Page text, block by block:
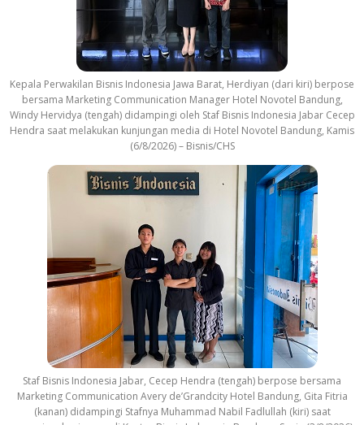
Kepala Perwakilan Bisnis Indonesia Jawa Barat, Herdiyan (dari kiri) berpose
bersama Marketing Communication Manager Hotel Novotel Bandung,
Windy Hervidya (tengah) didampingi oleh Staf Bisnis Indonesia Jabar Cecep
Hendra saat melakukan kunjungan media di Hotel Novotel Bandung, Kamis
(6/8/2026) – Bisnis/CHS
Staf Bisnis Indonesia Jabar, Cecep Hendra (tengah) berpose bersama
Marketing Communication Avery de’Grandcity Hotel Bandung, Gita Fitria
(kanan) didampingi Stafnya Muhammad Nabil Fadlullah (kiri) saat